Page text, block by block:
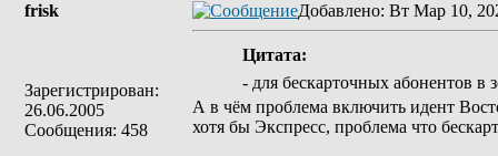
frisk
Зарегистрирован:
26.06.2005
Сообщения: 458
Добавлено: Вт Мар 10,
Цитата:
- для бескарточных абонентов в
А в чём проблема включить идент
хотя бы Экспресс, проблема что